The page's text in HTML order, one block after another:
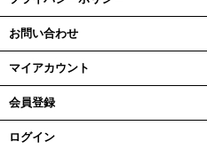
お問い合わせ
マイアカウント
会員登録
ログイン